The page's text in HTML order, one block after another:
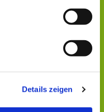
Details zeigen